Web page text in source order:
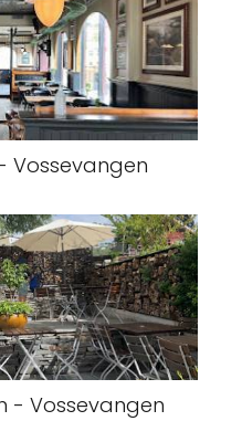
Vossevangen
- Vossevangen